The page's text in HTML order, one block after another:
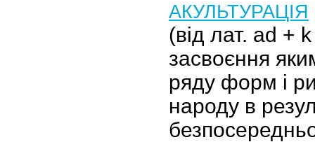
АКУЛЬТУРАЦІЯ
(від лат. ad +
засвоєння
ряду форм і
народу в